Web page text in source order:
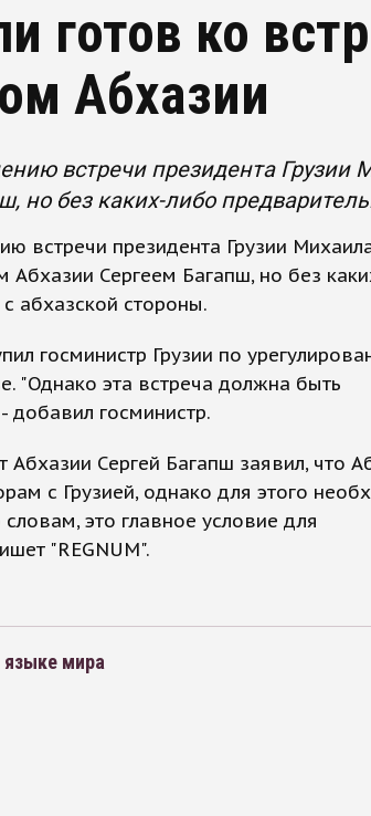
готов ко
Абхазии
встречи президента
но без каких-либо
встречи президента Грузии
Абхазии Сергеем Багапш, но без
абхазской стороны.
госминистр Грузии по
"Однако эта встреча должна быть
добавил госминистр.
Абхазии Сергей Багапш заявил, что
с Грузией, однако для этого
это главное условие для
"REGNUM".
языке мира